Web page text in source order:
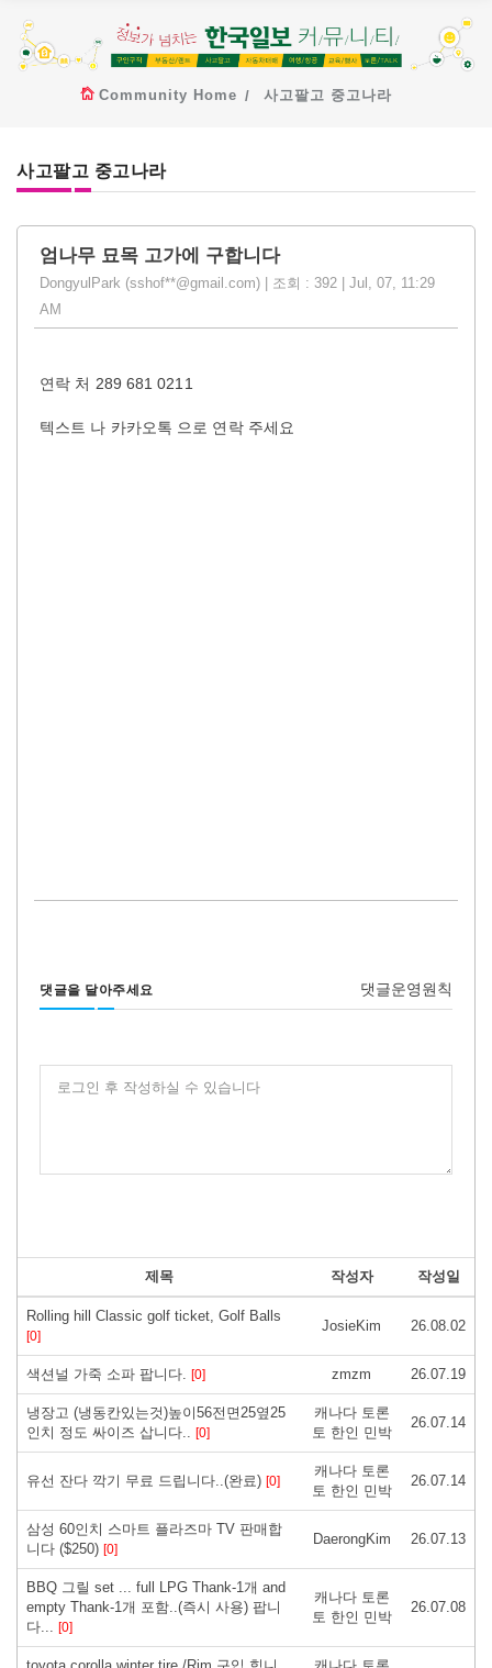
Community Home 사고팔고 중고나라
사고팔고 중고나라
엄나무 묘목 고가에 구합니다
DongyulPark (sshof**@gmail.com) | 조회 : 392 | Jul, 07, 11:29
AM
연락 처 289 681 0211
텍스트 나 카카오톡 으로 연락 주세요
댓글을 달아주세요 댓글운영원칙
로그인 후 작성하실 수 있습니다
제목 작성자 작성일
Rolling hill Classic golf ticket, Golf Balls
[0]
JosieKim 26.08.02
색션널 가죽 소파 팝니다. [0] zmzm 26.07.19
냉장고 (냉동칸있는것)높이56전면25옆25
인치 정도 싸이즈 삽니다.. [0]
캐나다 토론
토 한인 민박
26.07.14
유선 잔다 깍기 무료 드립니다..(완료) [0]
캐나다 토론
토 한인 민박
26.07.14
삼성 60인치 스마트 플라즈마 TV 판매합
니다 ($250) [0]
DaerongKim 26.07.13
BBQ 그릴 set ... full LPG Thank-1개 and
empty Thank-1개 포함..(즉시 사용) 팝니
다... [0]
캐나다 토론
토 한인 민박
26.07.08
toyota corolla winter tire /Rim 구입 힙니 캐나다 토론